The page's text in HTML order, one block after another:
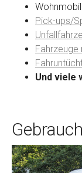
Name*
Email
PLZ und
Pick-ups/
Fahrzeuge
Und viele